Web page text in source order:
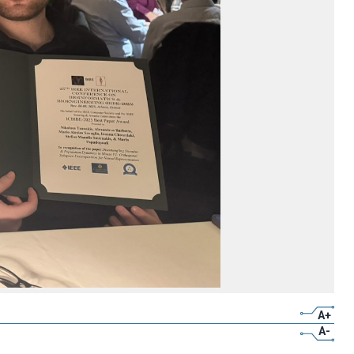
A+
A-